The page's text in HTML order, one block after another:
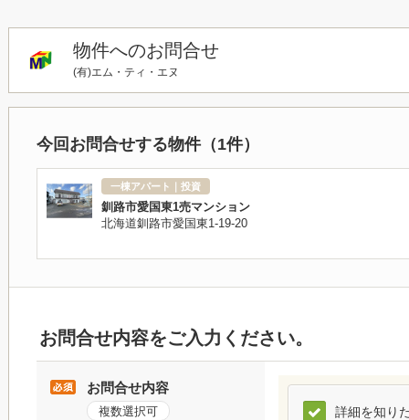
物件へのお問合せ
(有)エム・ティ・エヌ
今回お問合せする物件（1件）
一棟アパート｜投資
釧路市愛国東1売マンション
北海道釧路市愛国東1-19-20
お問合せ内容をご入力ください。
お問合せ内容
複数選択可 詳細を知り